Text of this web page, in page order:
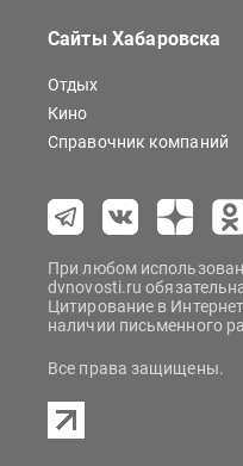
Сайты Хабаровска
Отдых
Кино
Справочник компаний
При любом
dvnovosti.ru
Цитирование в
наличии письменного
Все права защищены.